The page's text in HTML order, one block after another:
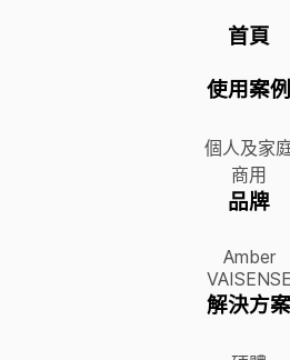
首頁
使用案例
個人及家
商用
品牌
Amber
VAISENSE
解決方案